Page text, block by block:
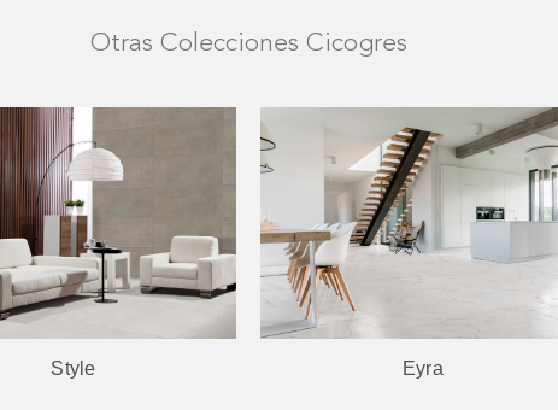
Otras Colecciones Cicogres
Eyra Bali